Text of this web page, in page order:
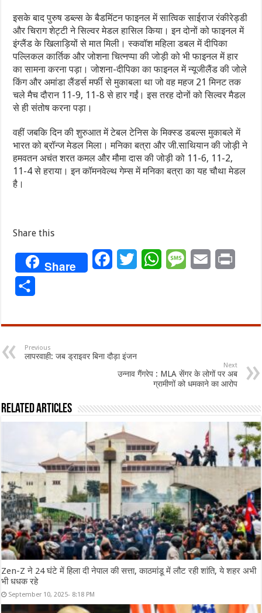
इसके बाद पुरुष डब्ल्स के बैडमिंटन फाइनल में सात्विक साईराज रंकीरेड्डी
और चिराग शेट्टी ने सिल्वर मेडल हासिल किया। इन दोनों को फाइनल में
इंग्लैंड के खिलाड़ियों से मात मिली। स्कवॉश महिला डबल में दीपिका
पल्लिकल कार्तिक और जोशना चित्नप्पा की जोड़ी को भी फाइनल में हार
का सामना करना पड़ा। जोशना-दीपिका का फाइनल में न्यूजीलैंड की जोले
किंग और अमांडा लैंडर्स मर्फी से मुकाबला था जो वह महज 21 मिनट तक
चले मैच दौरान 11-9, 11-8 से हार गईं। इस तरह दोनों को सिल्वर मैडल
से ही संतोष करना पड़ा।
वहीं जबकि दिन की शुरुआत में टेबल टेनिस के मिक्स्ड डबल्स मुकाबले में
भारत को ब्रॉन्ज मेडल मिला। मनिका बत्रा और जी.साथियान की जोड़ी ने
हमवतन अचंत शरत कमल और मौमा दास की जोड़ी को 11-6, 11-2,
11-4 से हराया। इन कॉमनवेल्थ गेम्स में मनिका बत्रा का यह चौथा मेडल
है।
Share this
Share FacebookTwitterWhatsAppMessageEmail
Previous
लापरवाही: जब ड्राइवर बिना दौड़ा इंजन
Next
उन्नाव गैंगरेप : MLA सेंगर के लोगों पर अब
ग्रामीणों को धमकाने का आरोप
Related Articles
Zen-Z ने 24 घंटे में हिला दी नेपाल की सत्ता, काठमांडू में लौट रही शांति, ये शहर अभी
भी धधक रहे
September 10, 2025- 8:18 PM